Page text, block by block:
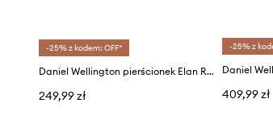
-25% z kodem: OFF*
Daniel Wellington pierścionek Elan Ring
249,99 zł
-25% z
Daniel
409,99 zł